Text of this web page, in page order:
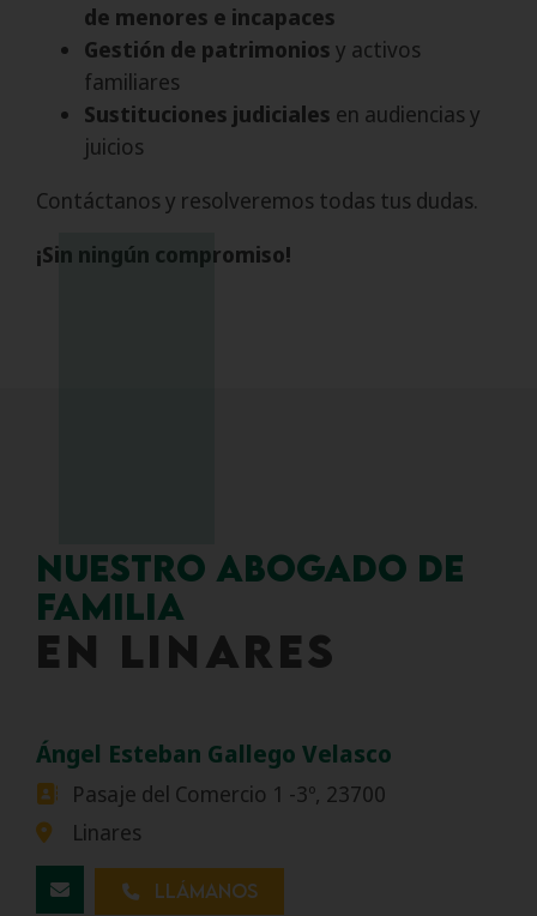
de menores e incapaces
Gestión de patrimonios y activos
familiares
Sustituciones judiciales en audiencias y
juicios
Contáctanos y resolveremos todas tus dudas.
¡Sin ningún compromiso!
Nuestro abogado de
familia
en LINARES
Ángel Esteban Gallego Velasco
Pasaje del Comercio 1 -3º, 23700
Linares
Llámanos